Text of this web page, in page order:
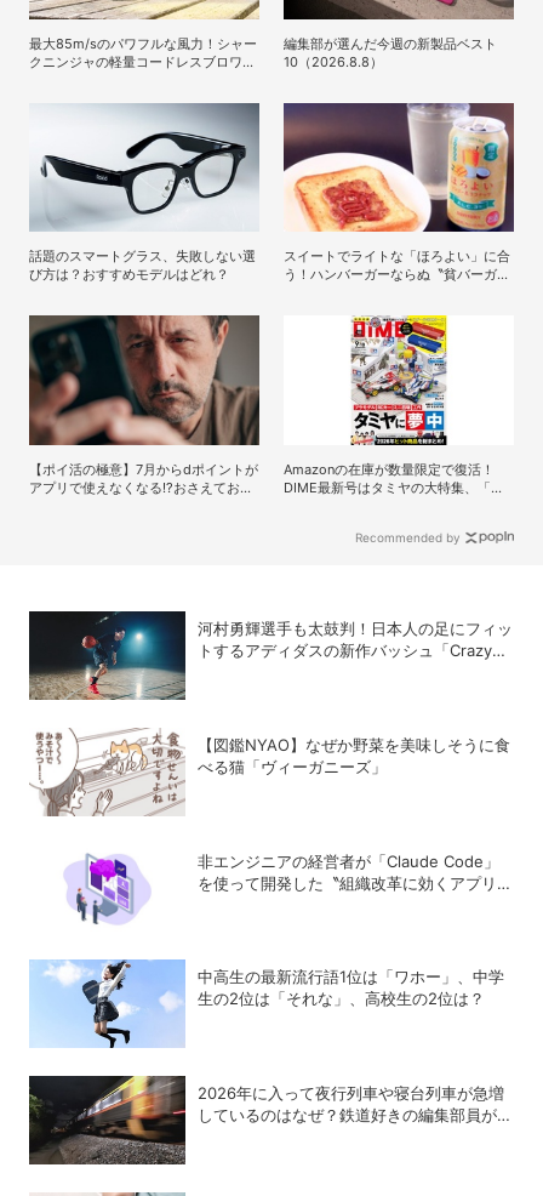
最大85m/sのパワフルな風力！シャー
クニンジャの軽量コードレスブロワー
編集部が選んだ今週の新製品ベスト
10（2026.8.8）
話題のスマートグラス、失敗しない選
び方は？おすすめモデルはどれ？
スイートでライトな「ほろよい」に合
う！ハンバーガーならぬ〝貧バーガ
【ポイ活の極意】7月からdポイントが
アプリで使えなくなる!?おさえておく
Amazonの在庫が数量限定で復活！
DIME最新号はタミヤの大特集、「レ
Recommended by
河村勇輝選手も太鼓判！日本人の足にフィッ
トするアディダスの新作バッシュ「Crazy
【図鑑NYAO】なぜか野菜を美味しそうに食
べる猫「ヴィーガニーズ」
非エンジニアの経営者が「Claude Code」
を使って開発した〝組織改革に効くアプリ〟
中高生の最新流行語1位は「ワホー」、中学
生の2位は「それな」、高校生の2位は？
2026年に入って夜行列車や寝台列車が急増
しているのはなぜ？鉄道好きの編集部員が解